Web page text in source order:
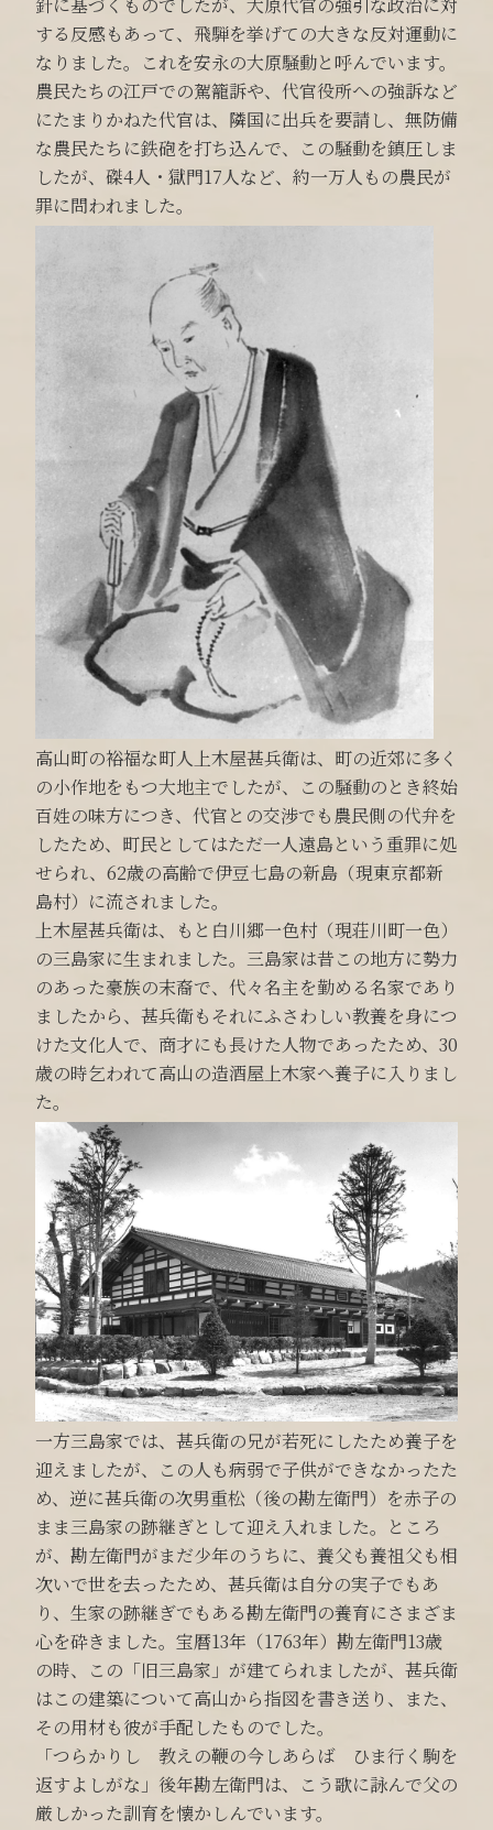
する反感もあって、飛騨を挙げての大きな反対運動に
なりました。これを安永の大原騒動と呼んでいます。
農民たちの江戸での駕籠訴や、代官役所への強訴など
にたまりかねた代官は、隣国に出兵を要請し、無防備
な農民たちに鉄砲を打ち込んで、この騒動を鎮圧しま
したが、磔4人・獄門17人など、約一万人もの農民が
罪に問われました。
高山町の裕福な町人上木屋甚兵衛は、町の近郊に多く
の小作地をもつ大地主でしたが、この騒動のとき終始
百姓の味方につき、代官との交渉でも農民側の代弁を
したため、町民としてはただ一人遠島という重罪に処
せられ、62歳の高齢で伊豆七島の新島（現東京都新
島村）に流されました。
上木屋甚兵衛は、もと白川郷一色村（現荘川町一色）
の三島家に生まれました。三島家は昔この地方に勢力
のあった豪族の末裔で、代々名主を勤める名家であり
ましたから、甚兵衛もそれにふさわしい教養を身につ
けた文化人で、商才にも長けた人物であったため、30
歳の時乞われて高山の造酒屋上木家へ養子に入りまし
た。
一方三島家では、甚兵衛の兄が若死にしたため養子を
迎えましたが、この人も病弱で子供ができなかったた
め、逆に甚兵衛の次男重松（後の勘左衛門）を赤子の
まま三島家の跡継ぎとして迎え入れました。ところ
が、勘左衛門がまだ少年のうちに、養父も養祖父も相
次いで世を去ったため、甚兵衛は自分の実子でもあ
り、生家の跡継ぎでもある勘左衛門の養育にさまざま
心を砕きました。宝暦13年（1763年）勘左衛門13歳
の時、この「旧三島家」が建てられましたが、甚兵衛
はこの建築について高山から指図を書き送り、また、
その用材も彼が手配したものでした。
「つらかりし 教えの鞭の今しあらば ひま行く駒を
返すよしがな」後年勘左衛門は、こう歌に詠んで父の
厳しかった訓育を懐かしんでいます。